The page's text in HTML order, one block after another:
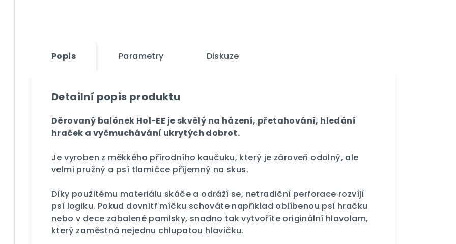
Popis Parametry Diskuze
Detailní popis produktu
Děrovaný balónek Hol-EE je skvělý na házení, přetahování, hledání
hraček a vyčmuchávání ukrytých dobrot.
Je vyroben z měkkého přírodního kaučuku, který je zároveň odolný, ale
velmi pružný a psí tlamičce příjemný na skus.
Díky použitému materiálu skáče a odráží se, netradiční perforace rozvíjí
psí logiku. Pokud dovnitř míčku schováte například oblíbenou psí hračku
nebo v dece zabalené pamlsky, snadno tak vytvoříte originální hlavolam,
který zaměstná nejednu chlupatou hlavičku.